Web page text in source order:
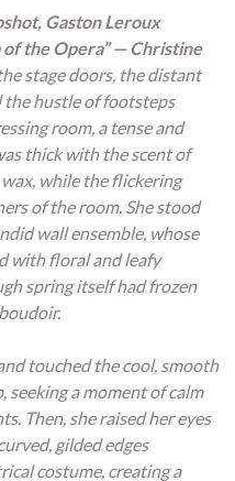
Gaston Leroux
of the Opera” — Christine
stage doors, the distant
hustle of footsteps
room, a tense and
thick with the scent of
while the flickering
of the room. She stood
wall ensemble, whose
with floral and leafy
spring itself had frozen
touched the cool, smooth
seeking a moment of calm
Then, she raised her eyes
gilded edges
costume, creating a